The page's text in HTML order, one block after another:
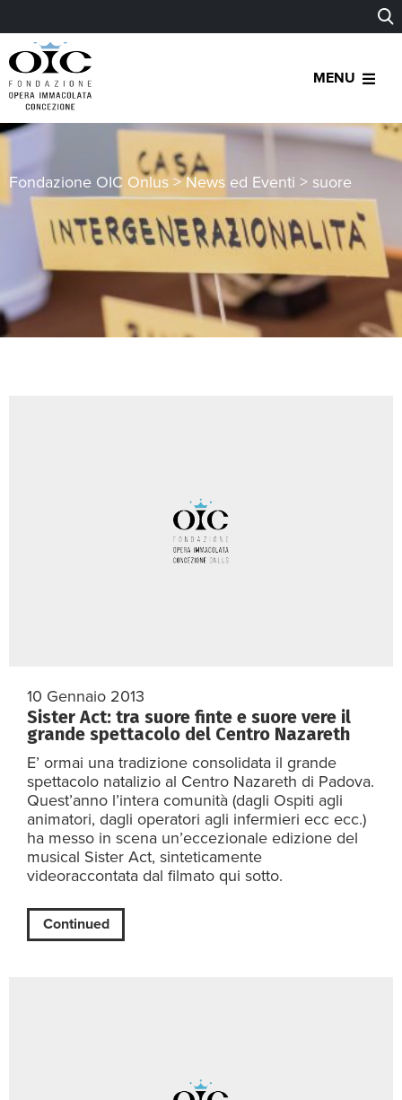
MENU
Fondazione OIC Onlus >News ed Eventi > suore
10 Gennaio 2013
Sister Act: tra suore finte e suore vere il
grande spettacolo del Centro Nazareth
E’ ormai una tradizione consolidata il grande
spettacolo natalizio al Centro Nazareth di Padova.
Quest’anno l’intera comunità (dagli Ospiti agli
animatori, dagli operatori agli infermieri ecc ecc.)
ha messo in scena un’eccezionale edizione del
musical Sister Act, sinteticamente
videoraccontata dal filmato qui sotto.
Continued